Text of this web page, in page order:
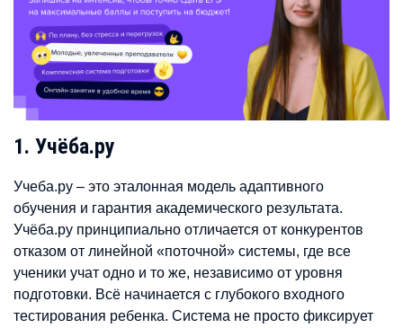
1. Учёба.ру
Учеба.ру – это эталонная модель адаптивного
обучения и гарантия академического результата.
Учёба.ру принципиально отличается от конкурентов
отказом от линейной «поточной» системы, где все
ученики учат одно и то же, независимо от уровня
подготовки. Всё начинается с глубокого входного
тестирования ребенка. Система не просто фиксирует